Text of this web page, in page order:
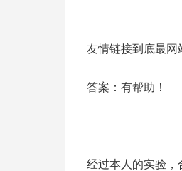
友情链接到底最网
答案：有帮助！
经过本人的实验，